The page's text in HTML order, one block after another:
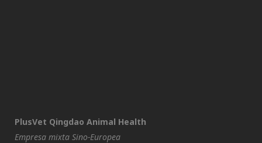
PlusVet Qingdao Animal Health
Empresa mixta Sino-Europea